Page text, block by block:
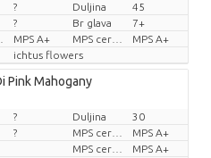
komadu
? Duljina
45
? Br glava
7+
MPS A+
MPS A+
ichtus flowers
Pink Mahogany
komadu
? Duljina
30
?
MPS A+
MPS A+